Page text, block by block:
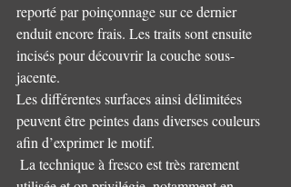
reporté par poinçonnage sur ce dernier
enduit encore frais. Les traits sont ensuite
incisés pour découvrir la couche sous-
jacente.
Les différentes surfaces ainsi délimitées
peuvent être peintes dans diverses couleurs
afin d’exprimer le motif.